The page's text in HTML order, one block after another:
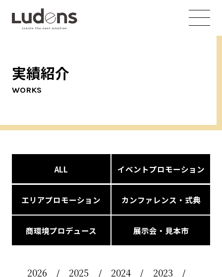
実績紹介
WORKS
ALL イベントプロモーション
エリアプロモーション カンファレンス・式典
商環境プロデュース 展示会・見本市
2026 2025 2024
2023